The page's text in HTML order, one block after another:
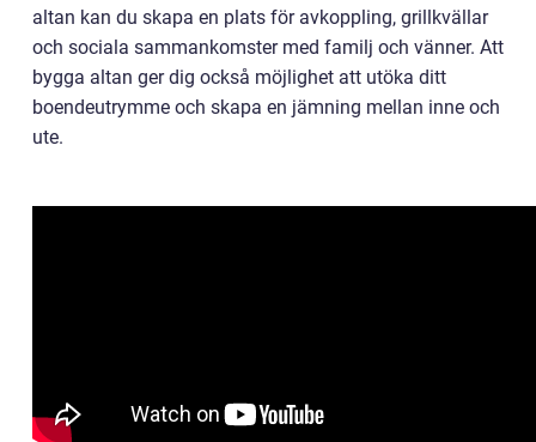
altan kan du skapa en plats för avkoppling, grillkvällar
och sociala sammankomster med familj och vänner. Att
bygga altan ger dig också möjlighet att utöka ditt
boendeutrymme och skapa en jämning mellan inne och
ute.